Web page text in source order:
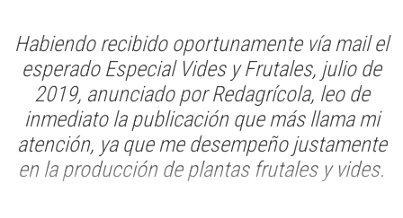
Habiendo recibido oportunamente vía mail el
esperado Especial Vides y Frutales, julio de
2019, anunciado por Redagrícola, leo de
inmediato la publicación que más llama mi
atención, ya que me desempeño justamente
en la producción de plantas frutales y vides.